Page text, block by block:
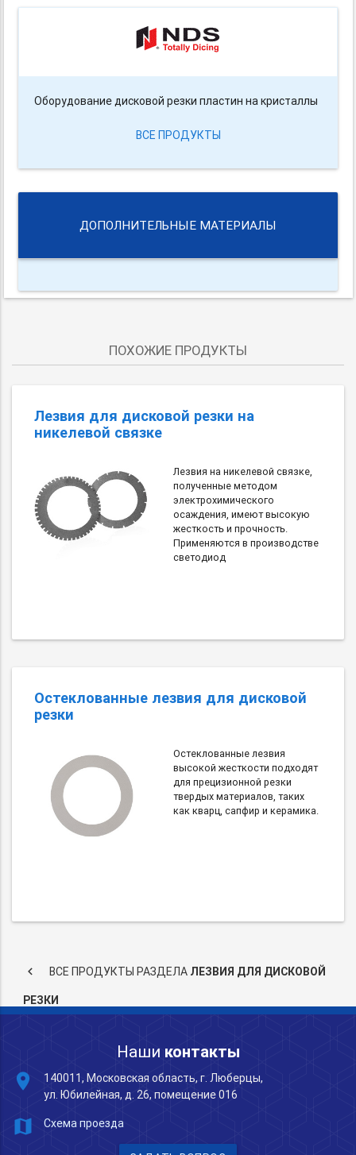
Оборудование дисковой резки пластин на кристаллы
ВСЕ ПРОДУКТЫ
ДОПОЛНИТЕЛЬНЫЕ МАТЕРИАЛЫ
ПОХОЖИЕ ПРОДУКТЫ
Лезвия для дисковой резки на
никелевой связке
Лезвия на никелевой связке,
полученные методом
электрохимического
осаждения, имеют высокую
жесткость и прочность.
Применяются в производстве
светодиод
Остеклованные лезвия для дисковой
резки
Остеклованные лезвия
высокой жесткости подходят
для прецизионной резки
твердых материалов, таких
как кварц, сапфир и керамика.
keyboard_arrow_left ВСЕ ПРОДУКТЫ РАЗДЕЛА ЛЕЗВИЯ ДЛЯ ДИСКОВОЙ
РЕЗКИ
Наши контакты
place
140011, Московская область, г. Люберцы,
ул. Юбилейная, д. 26, помещение 016
map Схема проезда